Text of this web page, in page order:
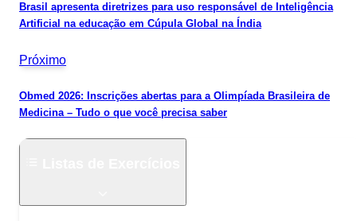
Brasil apresenta diretrizes para uso responsável de Inteligência
Artificial na educação em Cúpula Global na Índia
Próximo
Obmed 2026: Inscrições abertas para a Olimpíada Brasileira de
Medicina – Tudo o que você precisa saber